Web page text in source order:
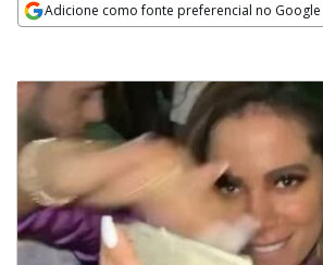
Adicione como fonte preferencial no Google